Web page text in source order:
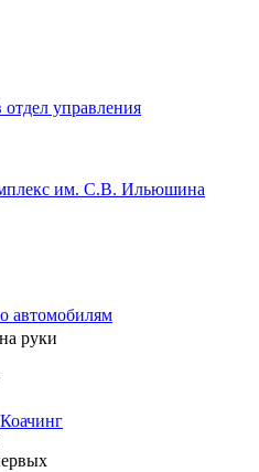
управления
им. С.В. Ильюшина
автомобилям
на руки